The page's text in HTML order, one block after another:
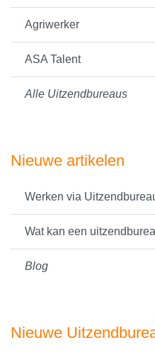
Agriwerker
ASA Talent
Alle Uitzendbureaus
Nieuwe artikelen
Werken via
Wat kan een
Blog
Nieuwe